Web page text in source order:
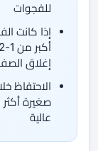
للفجوات
إذا كانت
إغلاق
الاحتفاظ
صغيرة
عالية